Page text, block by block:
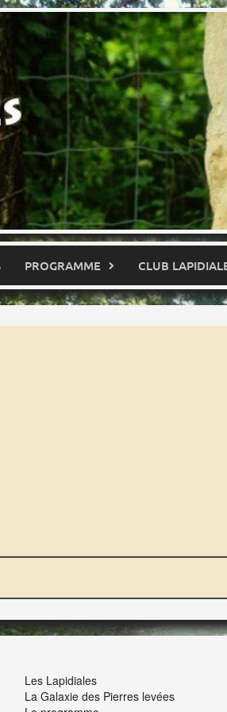
PROGRAMME CLUB
Les Lapidiales
La Galaxie des Pierres levées